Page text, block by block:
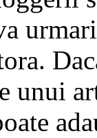
unui